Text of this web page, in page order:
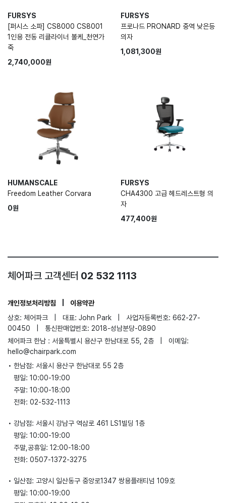
FURSYS
[퍼시스 소파] CS8000 CS8001
1인용 전동 리클라이너 볼케_천연가
죽
2,740,000원
FURSYS
프로나드 PRONARD 중역 낮은등
의자
1,081,300원
HUMANSCALE
Freedom Leather Corvara
0원
FURSYS
CHA4300 고급 헤드레스트형 의
자
477,400원
체어파크 고객센터 02 532 1113
개인정보처리방침
이용약관
상호: 체어파크
대표: John Park
사업자등록번호: 662-27-
00450
통신판매업번호: 2018-성남분당-0890
체어파크 한남 : 서울특별시 용산구 한남대로 55, 2층
이메일:
hello@chairpark.com
• 한남점: 서울시 용산구 한남대로 55 2층
평일: 10:00-19:00
주말: 10:00-18:00
전화: 02-532-1113
• 강남점: 서울시 강남구 역삼로 461 LS1빌딩 1층
평일: 10:00-19:00
주말,공휴일: 12:00-18:00
전화: 0507-1372-3275
• 일산점: 고양시 일산동구 중앙로1347 쌍용플래티넘 109호
평일: 10:00-19:00